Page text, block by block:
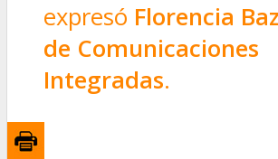
expresó Florencia
de Comunicaciones
Integradas.